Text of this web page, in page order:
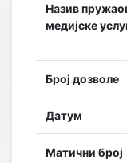
Назив
медијске
Број дозволе
Датум
Матични број